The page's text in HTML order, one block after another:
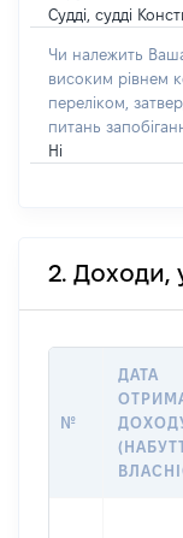
Судді, судді
Чи належить
високим рівнем
переліком,
питань
Ні
2. Доходи,
№
ДАТА